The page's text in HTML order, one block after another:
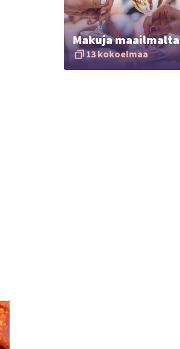
Makuja maailmalta
13 kokoelmaa